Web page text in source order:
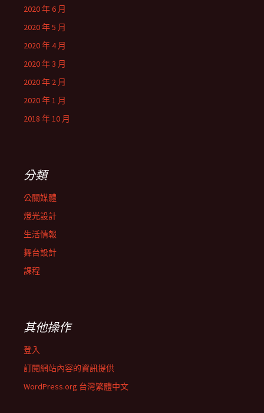
2020 年 6 月
2020 年 5 月
2020 年 4 月
2020 年 3 月
2020 年 2 月
2020 年 1 月
2018 年 10 月
分類
公關媒體
燈光設計
生活情報
舞台設計
課程
其他操作
登入
訂閱網站內容的資訊提供
WordPress.org 台灣繁體中文